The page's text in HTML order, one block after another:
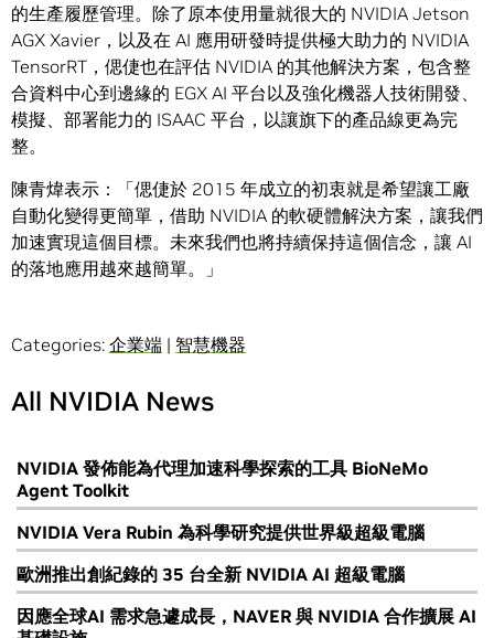
的生產履歷管理。除了原本使用量就很大的 NVIDIA Jetson
AGX Xavier，以及在 AI 應用研發時提供極大助力的 NVIDIA
TensorRT，偲倢也在評估 NVIDIA 的其他解決方案，包含整
合資料中心到邊緣的 EGX AI 平台以及強化機器人技術開發、
模擬、部署能力的 ISAAC 平台，以讓旗下的產品線更為完
整。
陳青煒表示：「偲倢於 2015 年成立的初衷就是希望讓工廠
自動化變得更簡單，借助 NVIDIA 的軟硬體解決方案，讓我們
加速實現這個目標。未來我們也將持續保持這個信念，讓 AI
的落地應用越來越簡單。」
Categories: 企業端 | 智慧機器
All NVIDIA News
NVIDIA 發佈能為代理加速科學探索的工具 BioNeMo
Agent Toolkit
NVIDIA Vera Rubin 為科學研究提供世界級超級電腦
歐洲推出創紀錄的 35 台全新 NVIDIA AI 超級電腦
因應全球AI 需求急遽成長，NAVER 與 NVIDIA 合作擴展 AI